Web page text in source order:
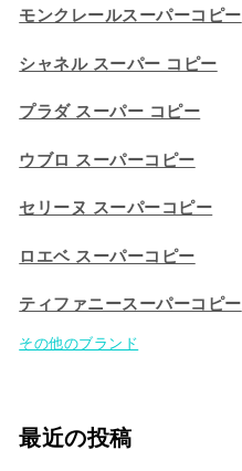
モンクレールスーパーコピー
シャネル スーパー コピー
プラダ スーパー コピー
ウブロ スーパーコピー
セリーヌ スーパーコピー​
ロエベ スーパーコピー
ティファニースーパーコピー
その他のブランド
最近の投稿